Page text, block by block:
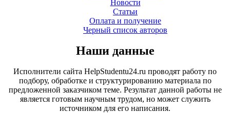
Новости
Статьи
Оплата и получение
Черный список авторов
Наши данные
Исполнители сайта HelpStudentu24.ru проводят работу по
подбору, обработке и структурированию материала по
предложенной заказчиком теме. Результат данной работы не
является готовым научным трудом, но может служить
источником для его написания.